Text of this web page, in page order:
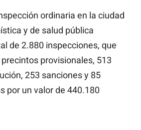
ordinaria en la ciudad
y de salud pública
de 2.880 inspecciones, que
provisionales, 513
253 sanciones y 85
por un valor de 440.180